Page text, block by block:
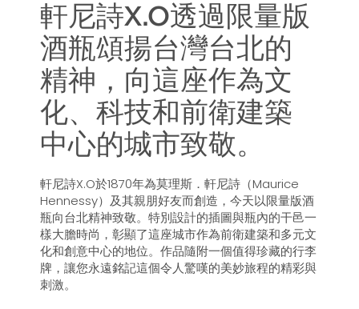
軒尼詩X.O透過限量版
酒瓶頌揚台灣台北的
精神，向這座作為文
化、科技和前衛建築
中心的城市致敬。
軒尼詩X.O於1870年為莫理斯．軒尼詩（Maurice
Hennessy）及其親朋好友而創造，今天以限量版酒
瓶向台北精神致敬。特別設計的插圖與瓶內的干邑一
樣大膽時尚，彰顯了這座城市作為前衛建築和多元文
化和創意中心的地位。作品隨附一個值得珍藏的行李
牌，讓您永遠銘記這個令人驚嘆的美妙旅程的精彩與
刺激。